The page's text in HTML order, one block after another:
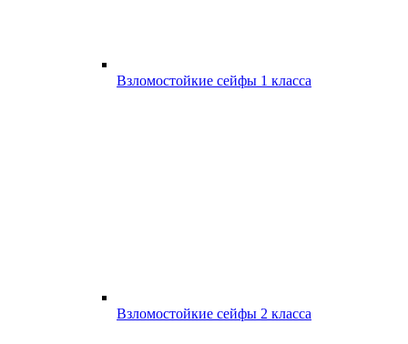
Взломостойкие сейфы 1 класса
Взломостойкие сейфы 2 класса